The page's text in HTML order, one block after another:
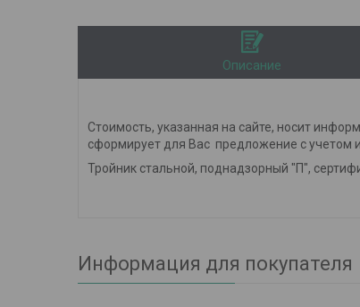
Описание
Стоимость, указанная на сайте, носит
сформирует для Вас предложение с учетом
Тройник стальной, поднадзорный "П",
Информация для покупателя